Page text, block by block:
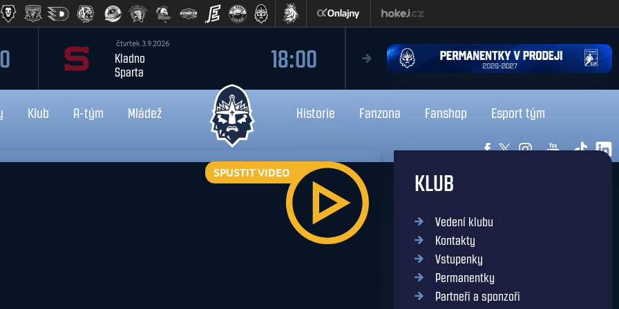
čtvrtek 3.9.2026
Kladno
Sparta
18:00
Klub A-tým Mládež Historie Fanzona Fanshop Esport tým
SPUSTIT VIDEO KLUB
Vedení klubu
Kontakty
Vstupenky
Permanentky
Partneři a sponzoři